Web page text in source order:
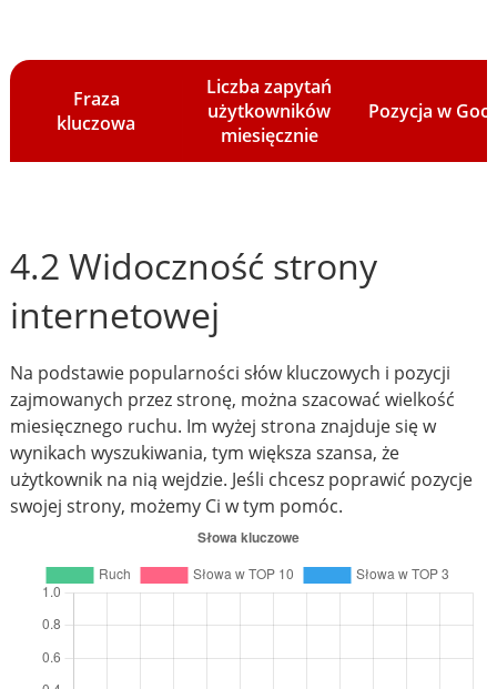
Fraza
kluczowa
Liczba zapytań
użytkowników
miesięcznie
Pozycja w
4.2 Widoczność strony
internetowej
Na podstawie popularności słów kluczowych i pozycji
zajmowanych przez stronę, można szacować wielkość
miesięcznego ruchu. Im wyżej strona znajduje się w
wynikach wyszukiwania, tym większa szansa, że
użytkownik na nią wejdzie. Jeśli chcesz poprawić pozycje
swojej strony, możemy Ci w tym pomóc.